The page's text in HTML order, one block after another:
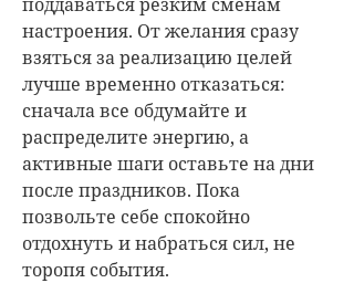
настроения. От желания сразу
взяться за реализацию целей
лучше временно отказаться:
сначала все обдумайте и
распределите энергию, а
активные шаги оставьте на дни
после праздников. Пока
позвольте себе спокойно
отдохнуть и набраться сил, не
торопя события.